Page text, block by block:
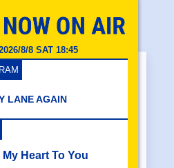
8/8 SAT 18:45
LANE AGAIN
My Heart To You